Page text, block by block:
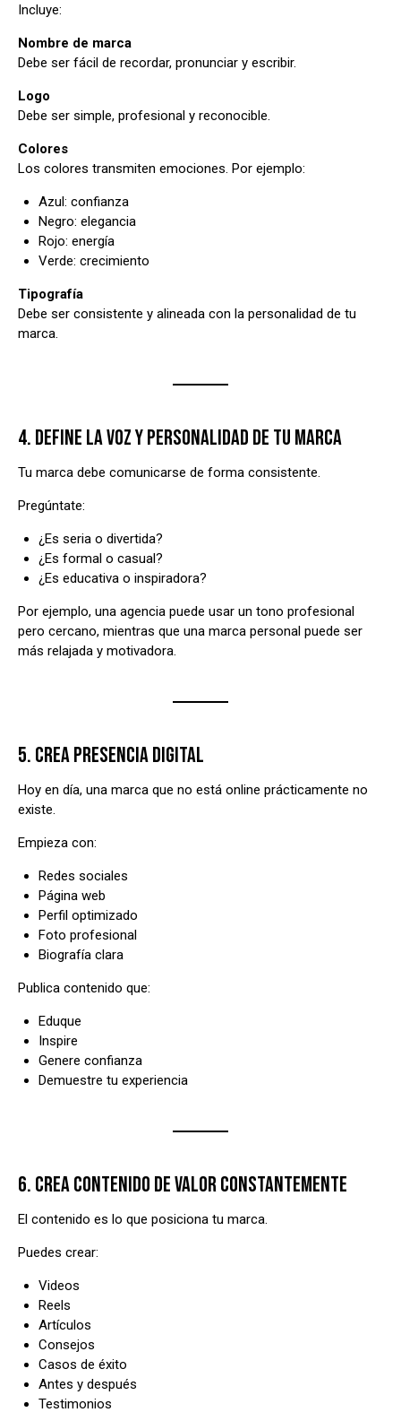
Incluye:
Nombre de marca
Debe ser fácil de recordar, pronunciar y escribir.
Logo
Debe ser simple, profesional y reconocible.
Colores
Los colores transmiten emociones. Por ejemplo:
Azul: confianza
Negro: elegancia
Rojo: energía
Verde: crecimiento
Tipografía
Debe ser consistente y alineada con la personalidad de tu
marca.
4. DEFINE LA VOZ Y PERSONALIDAD DE TU MARCA
Tu marca debe comunicarse de forma consistente.
Pregúntate:
¿Es seria o divertida?
¿Es formal o casual?
¿Es educativa o inspiradora?
Por ejemplo, una agencia puede usar un tono profesional
pero cercano, mientras que una marca personal puede ser
más relajada y motivadora.
5. CREA PRESENCIA DIGITAL
Hoy en día, una marca que no está online prácticamente no
existe.
Empieza con:
Redes sociales
Página web
Perfil optimizado
Foto profesional
Biografía clara
Publica contenido que:
Eduque
Inspire
Genere confianza
Demuestre tu experiencia
6. CREA CONTENIDO DE VALOR CONSTANTEMENTE
El contenido es lo que posiciona tu marca.
Puedes crear:
Videos
Reels
Artículos
Consejos
Casos de éxito
Antes y después
Testimonios